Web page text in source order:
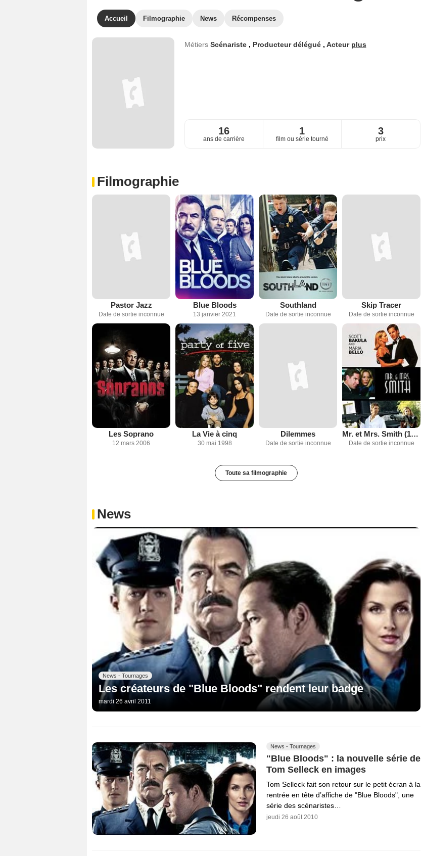
Accueil Filmographie News Récompenses
Métiers Scénariste , Producteur délégué , Acteur plus
16
ans de carrière
1
film ou série tourné
3
prix
Filmographie
Pastor Jazz
Date de sortie inconnue
Blue Bloods
13 janvier 2021
Southland
Date de sortie inconnue
Skip Tracer
Date de sortie inconnue
Les Soprano
12 mars 2006
La Vie à cinq
30 mai 1998
Dilemmes
Date de sortie inconnue
Mr. et Mrs. Smith (1996)
Date de sortie inconnue
Toute sa filmographie
News
News - Tournages
Les créateurs de "Blue Bloods" rendent leur badge
mardi 26 avril 2011
News - Tournages
"Blue Bloods" : la nouvelle série de
Tom Selleck en images
Tom Selleck fait son retour sur le petit écran à la
rentrée en tête d’affiche de "Blue Bloods", une
série des scénaristes…
jeudi 26 août 2010